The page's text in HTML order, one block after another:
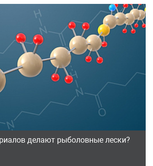
делают рыболовные лески?